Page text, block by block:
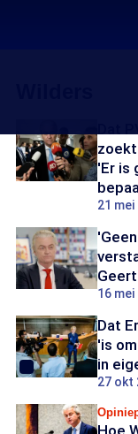
'Er is
21 mei
16 mei
Dat
'is
in
27 okt
Hoe